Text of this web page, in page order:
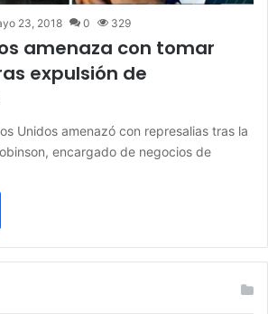
23, 2018 0 329
amenaza con tomar
expulsión de
Unidos amenazó con represalias tras la
encargado de negocios de